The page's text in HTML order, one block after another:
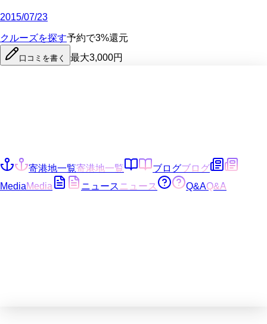
2015/07/23
クルーズを探す予約で3%還元
口コミを書く 最大3,000円
寄港地一覧寄港地一覧 ブログブログ
MediaMedia ニュース ニュース Q&AQ&A